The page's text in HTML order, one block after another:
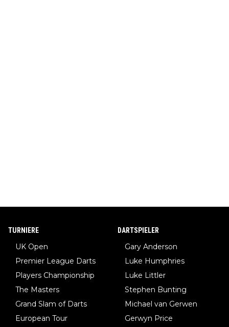
TURNIERE
UK Open
Premier League Darts
Players Championship
The Masters
Grand Slam of Darts
European Tour
DARTSPIELER
Gary Anderson
Luke Humphries
Luke Littler
Stephen Bunting
Michael van Gerwen
Gerwyn Price